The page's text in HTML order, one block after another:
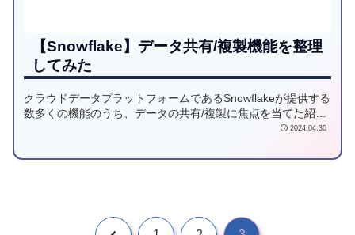
【Snowflake】データ共有/複製機能を整理
してみた
クラウドデータプラットフォームであるSnowflakeが提供する
数多くの機能のうち、データの共有/複製に焦点を当てた紹介
記事です。ゼロコピークローン、データシェアリング、アン
2024.04.30